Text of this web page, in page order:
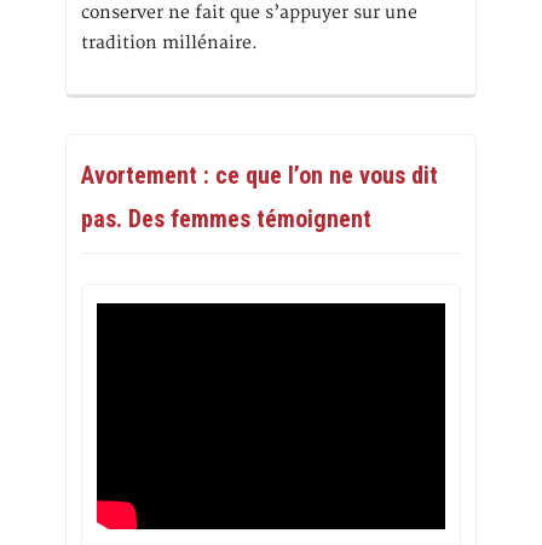
conserver ne fait que s’appuyer sur une
tradition millénaire.
Avortement : ce que l’on ne vous dit
pas. Des femmes témoignent